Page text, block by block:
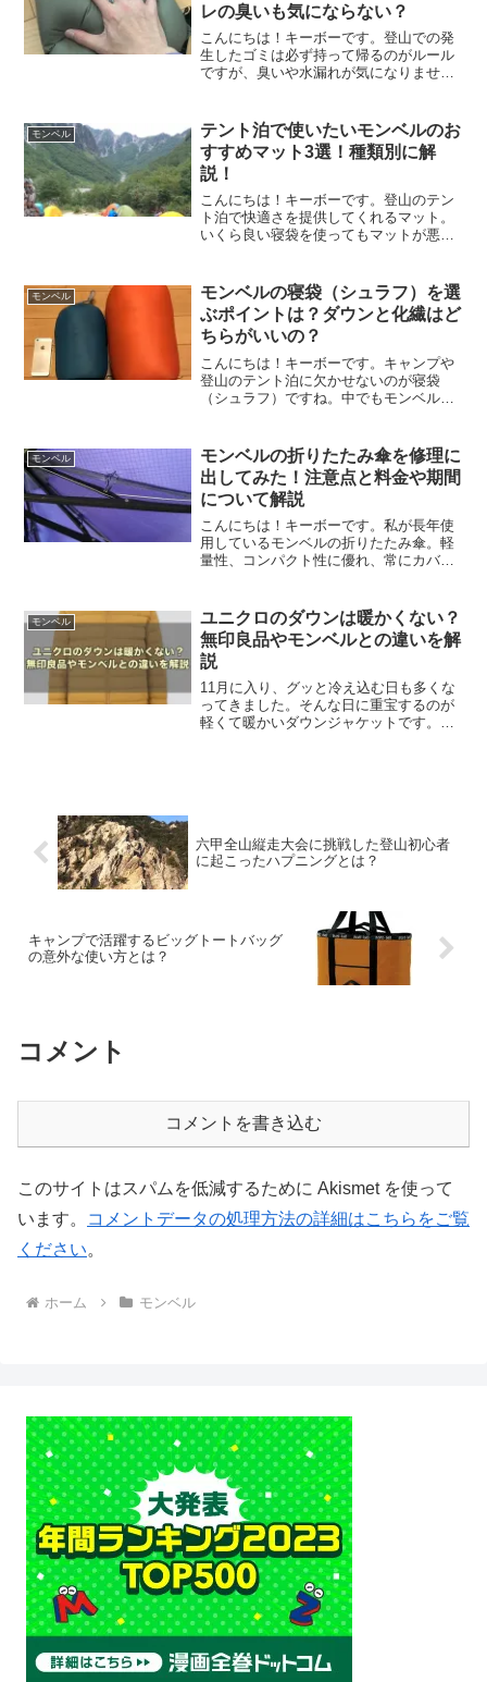
レの臭いも気にならない？
こんにちは！キーボーです。登山での発
生したゴミは必ず持って帰るのがルール
ですが、臭いや水漏れが気になりません
の「O.D.ガベッジバッグ」をご紹介しま
す♪
モンベル
テント泊で使いたいモンベルのお
すすめマット3選！種類別に解
説！
こんにちは！キーボーです。登山のテン
ト泊で快適さを提供してくれるマット。
いくら良い寝袋を使ってもマットが悪け
ットを種類別に解説します♪
モンベル
モンベルの寝袋（シュラフ）を選
ぶポイントは？ダウンと化繊はど
ちらがいいの？
こんにちは！キーボーです。キャンプや
登山のテント泊に欠かせないのが寝袋
（シュラフ）ですね。中でもモンベルの
多くてどれを選べばいいのか分からな
い、と思っている方もいるので...
モンベル
モンベルの折りたたみ傘を修理に
出してみた！注意点と料金や期間
について解説
こんにちは！キーボーです。私が長年使
用しているモンベルの折りたたみ傘。軽
量性、コンパクト性に優れ、常にカバン
は取り扱い商品の修理もやっており、傘
の修理も受け付けてくれ...
モンベル
ユニクロのダウンは暖かくない？
無印良品やモンベルとの違いを解
説
11月に入り、グッと冷え込む日も多くな
ってきました。そんな日に重宝するのが
軽くて暖かいダウンジャケットです。今
六甲全山縦走大会に挑戦した登山初心者
に起こったハプニングとは？
キャンプで活躍するビッグトートバッグ
の意外な使い方とは？
コメント
コメントを書き込む
このサイトはスパムを低減するために Akismet を使って
います。
コメントデータの処理方法の詳細はこちらをご覧
ください。
ホーム モンベル